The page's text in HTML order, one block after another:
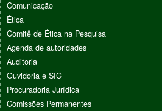
Comunicação
Ética
Comitê de Ética na Pesquisa
Agenda de autoridades
Auditoria
Ouvidoria e SIC
Procuradoria Jurídica
Comissões Permanentes